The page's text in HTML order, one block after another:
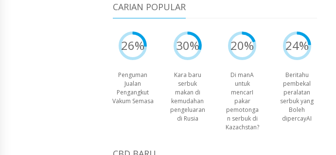
CARIAN POPULAR
26%
Penguman
Jualan
Pengangkut
Vakum Semasa
30%
Kara baru
serbuk
makan di
kemudahan
pengeluaran
di Rusia
20%
Di manA
untuk
mencarI
pakar
pemotonga
n serbuk di
Kazachstan?
24%
Beritahu
pembekal
peralatan
serbuk yang
Boleh
dipercayAI